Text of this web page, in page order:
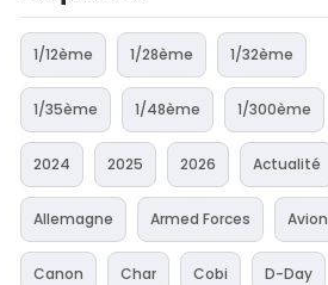
1/12ème 1/28ème 1/32ème
1/35ème 1/48ème 1/300ème
2024 2025 2026 Actualité
Allemagne Armed Forces Avion
Canon Char Cobi D-Day